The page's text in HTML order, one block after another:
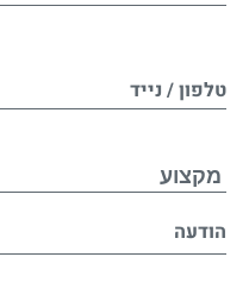
טלפון / נייד
הודעה